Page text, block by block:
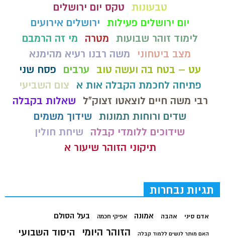
טבעונות טקס יום ירושלים
יום ירושלים פעילות ירושלים אירועים
לימוד זוהר שבועות מטרה
מי זה הרמבם
מצב ביטחוני
משה רבנו רעיא מהימנא
עט – בטח בה ועשה טוב
ערבים
פסח שני
פתיחה לחכמת הקבלה אות א
צום השביעי
רבי משה חיים לוצאטו זצוק"ל
שאלות בקבלה
שדים ורוחות תמונות שידוך משמים
שידוכים ללומדי קבלה
שיחת חולין
תיקוני הזוהר שיעור א
תגיות נבחרות
אדם סיני אהבה אמונה אפיקי חכמה בעל הסולם
האם מותר לנשים ללמוד קבלה הזוהר היומי היסוד השבועי